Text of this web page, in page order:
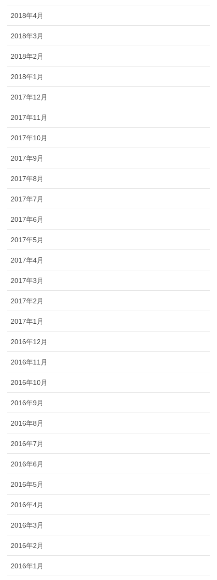
2018年4月
2018年3月
2018年2月
2018年1月
2017年12月
2017年11月
2017年10月
2017年9月
2017年8月
2017年7月
2017年6月
2017年5月
2017年4月
2017年3月
2017年2月
2017年1月
2016年12月
2016年11月
2016年10月
2016年9月
2016年8月
2016年7月
2016年6月
2016年5月
2016年4月
2016年3月
2016年2月
2016年1月